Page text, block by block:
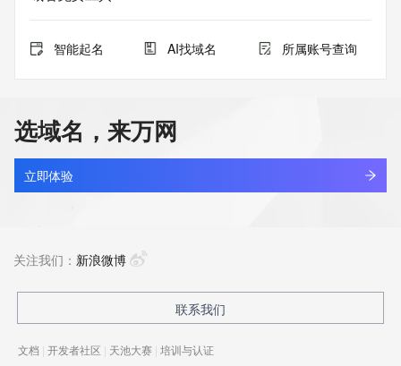
智能起名 AI找域名 所属账号查询
选域名，来万网
立即体验
关注我们： 新浪微博
联系我们
文档 | 开发者社区 | 天池大赛 | 培训与认证